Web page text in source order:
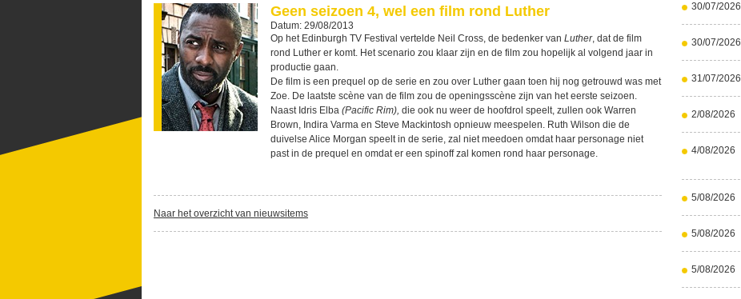
Geen seizoen 4, wel een film rond Luther
Datum: 29/08/2013
Op het Edinburgh TV Festival vertelde Neil Cross, de bedenker van Luther, dat de film
rond Luther er komt. Het scenario zou klaar zijn en de film zou hopelijk al volgend jaar in
productie gaan.
De film is een prequel op de serie en zou over Luther gaan toen hij nog getrouwd was met
Zoe. De laatste scène van de film zou de openingsscène zijn van het eerste seizoen.
Naast Idris Elba (Pacific Rim), die ook nu weer de hoofdrol speelt, zullen ook Warren
Brown, Indira Varma en Steve Mackintosh opnieuw meespelen. Ruth Wilson die de
duivelse Alice Morgan speelt in de serie, zal niet meedoen omdat haar personage niet
past in de prequel en omdat er een spinoff zal komen rond haar personage.
Naar het overzicht van nieuwsitems
30/07/2026
30/07/2026
31/07/2026
2/08/2026
4/08/2026
5/08/2026
5/08/2026
5/08/2026